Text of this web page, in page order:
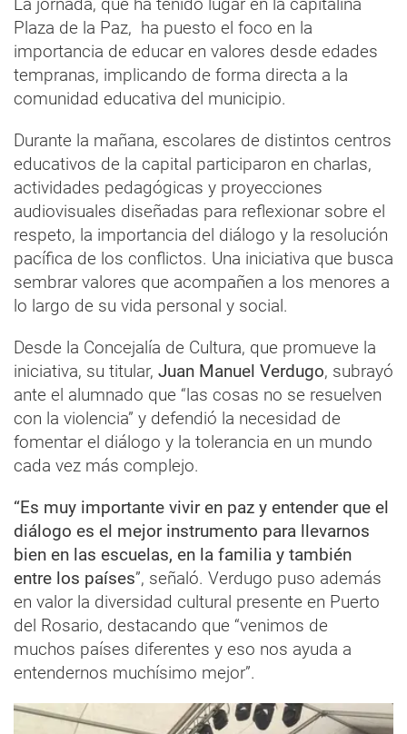
Plaza de la Paz, ha puesto el foco en la
importancia de educar en valores desde edades
tempranas, implicando de forma directa a la
comunidad educativa del municipio.
Durante la mañana, escolares de distintos centros
educativos de la capital participaron en charlas,
actividades pedagógicas y proyecciones
audiovisuales diseñadas para reflexionar sobre el
respeto, la importancia del diálogo y la resolución
pacífica de los conflictos. Una iniciativa que busca
sembrar valores que acompañen a los menores a
lo largo de su vida personal y social.
Desde la Concejalía de Cultura, que promueve la
iniciativa, su titular, Juan Manuel Verdugo, subrayó
ante el alumnado que “las cosas no se resuelven
con la violencia” y defendió la necesidad de
fomentar el diálogo y la tolerancia en un mundo
cada vez más complejo.
“Es muy importante vivir en paz y entender que el
diálogo es el mejor instrumento para llevarnos
bien en las escuelas, en la familia y también
entre los países”, señaló. Verdugo puso además
en valor la diversidad cultural presente en Puerto
del Rosario, destacando que “venimos de
muchos países diferentes y eso nos ayuda a
entendernos muchísimo mejor”.